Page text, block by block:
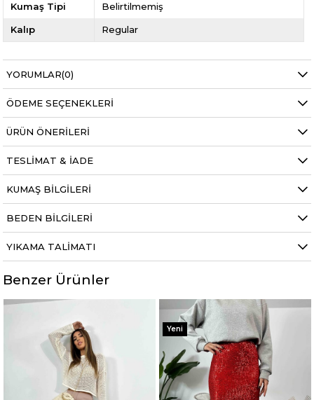
Kumaş Tipi Belirtilmemiş
Kalıp Regular
YORUMLAR(0)
ÖDEME SEÇENEKLERI
ÜRÜN ÖNERILERI
TESLIMAT & İADE
KUMAŞ BILGILERI
BEDEN BILGILERI
YIKAMA TALIMATI
Benzer Ürünler
Yeni